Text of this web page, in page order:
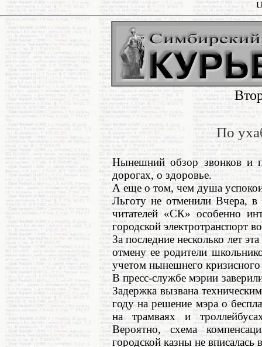
По
Нынешний обзор звонков и
дорогах, о здоровье.
А еще о том, чем душа
Льготу не отменили Вчера,
читателей «СК» особенно
городской электротранспорт
За последние несколько лет
отмену ее родители
учетом нынешнего
В пресс-службе мэрии
Задержка вызвана
году на решение мэра о
на трамваях и
Вероятно, схема
городской казны не